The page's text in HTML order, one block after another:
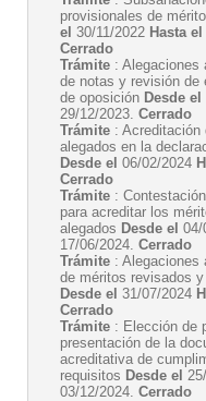
provisionales de
el 30/11/2022 Hasta el
Cerrado
Trámite : Alegaciones
de notas y revisión de
de oposición Desde el
29/12/2023. Cerrado
Trámite : Acreditación
alegados en la
Desde el 06/02/2024
Cerrado
Trámite :
para acreditar los
alegados Desde el 04/
17/06/2024. Cerrado
Trámite : Alegaciones
de méritos revisados
Desde el 31/07/2024
Cerrado
Trámite : Elección de
presentación de la
acreditativa de
requisitos Desde el
03/12/2024. Cerrado